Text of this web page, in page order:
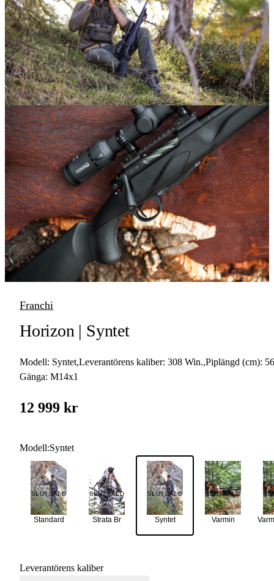
1/6
Franchi
Horizon | Syntet
Modell: Syntet,Leverantörens kaliber: 308 Win.,Piplängd (cm): 56
Gänga: M14x1
12 999 kr
Modell:Syntet
Standard
SLUTSÅLD
Strata Br
SLUTSÅLD
Syntet
SLUTSÅLD
Varmin
SLUTSÅLD
Leverantörens kaliber